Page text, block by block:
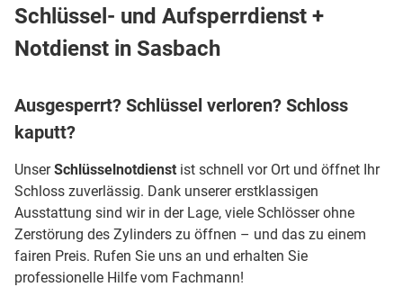
Schlüssel- und Aufsperrdienst +
Notdienst in Sasbach
Ausgesperrt? Schlüssel verloren? Schloss
kaputt?
UnserSchlüsselnotdienst ist schnell vor Ort und öffnet Ihr
Schloss zuverlässig. Dank unserer erstklassigen
Ausstattung sind wir in der Lage, viele Schlösser ohne
Zerstörung des Zylinders zu öffnen – und das zu einem
fairen Preis. Rufen Sie uns an und erhalten Sie
professionelle Hilfe vom Fachmann!